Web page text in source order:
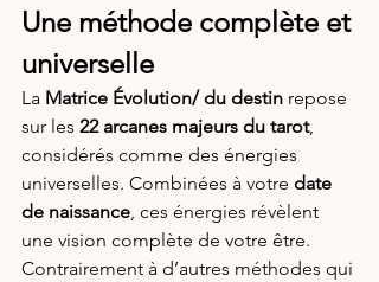
Une méthode complète et
universelle
La Matrice Évolution/ du destin repose
sur les 22 arcanes majeurs du tarot,
considérés comme des énergies
universelles. Combinées à votre date
de naissance, ces énergies révèlent
une vision complète de votre être.
Contrairement à d’autres méthodes qui